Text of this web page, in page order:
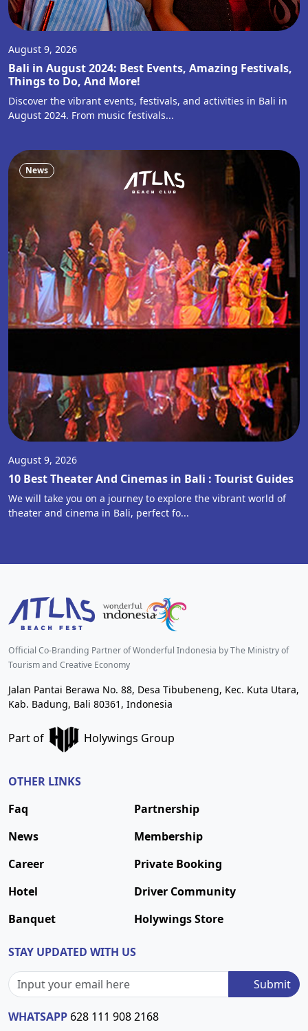
August 9, 2026
Bali in August 2024: Best Events, Amazing Festivals,
Things to Do, And More!
Discover the vibrant events, festivals, and activities in Bali in
August 2024. From music festivals...
News
August 9, 2026
10 Best Theater And Cinemas in Bali : Tourist Guides
We will take you on a journey to explore the vibrant world of
theater and cinema in Bali, perfect fo...
Official Co-Branding Partner of Wonderful Indonesia by The Ministry of
Tourism and Creative Economy
Jalan Pantai Berawa No. 88, Desa Tibubeneng, Kec. Kuta Utara,
Kab. Badung, Bali 80361, Indonesia
Part of Holywings Group
OTHER LINKS
Faq
Partnership
News
Membership
Career
Private Booking
Hotel
Driver Community
Banquet
Holywings Store
STAY UPDATED WITH US
Submit
WHATSAPP 628 111 908 2168